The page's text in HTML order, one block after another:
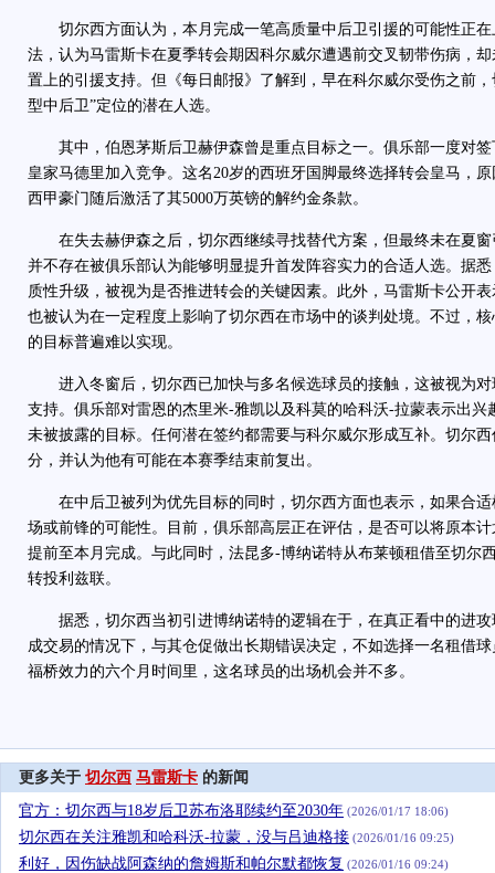
切尔西方面认为，本月完成一笔高质量中后卫引援的可能性正在
法，认为马雷斯卡在夏季转会期因科尔威尔遭遇前交叉韧带伤病，
置上的引援支持。但《每日邮报》了解到，早在科尔威尔受伤之前
型中后卫”定位的潜在人选。
其中，伯恩茅斯后卫赫伊森曾是重点目标之一。俱乐部一度对签
皇家马德里加入竞争。这名20岁的西班牙国脚最终选择转会皇马，
西甲豪门随后激活了其5000万英镑的解约金条款。
在失去赫伊森之后，切尔西继续寻找替代方案，但最终未在夏窗
并不存在被俱乐部认为能够明显提升首发阵容实力的合适人选。据
质性升级，被视为是否推进转会的关键因素。此外，马雷斯卡公开
也被认为在一定程度上影响了切尔西在市场中的谈判处境。不过，
的目标普遍难以实现。
进入冬窗后，切尔西已加快与多名候选球员的接触，这被视为对
支持。俱乐部对雷恩的杰里米-雅凯以及科莫的哈科沃-拉蒙表示出兴
未被披露的目标。任何潜在签约都需要与科尔威尔形成互补。切尔
分，并认为他有可能在本赛季结束前复出。
在中后卫被列为优先目标的同时，切尔西方面也表示，如果合适
场或前锋的可能性。目前，俱乐部高层正在评估，是否可以将原本
提前至本月完成。与此同时，法昆多-博纳诺特从布莱顿租借至切尔
转投利兹联。
据悉，切尔西当初引进博纳诺特的逻辑在于，在真正看中的进攻
成交易的情况下，与其仓促做出长期错误决定，不如选择一名租借
福桥效力的六个月时间里，这名球员的出场机会并不多。
更多关于 切尔西 马雷斯卡 的新闻
官方：切尔西与18岁后卫苏布洛耶续约至2030年 (2026/01/17 18:06)
切尔西在关注雅凯和哈科沃-拉蒙，没与吕迪格接 (2026/01/16 09:25)
利好，因伤缺战阿森纳的詹姆斯和帕尔默都恢复 (2026/01/16 09:24)